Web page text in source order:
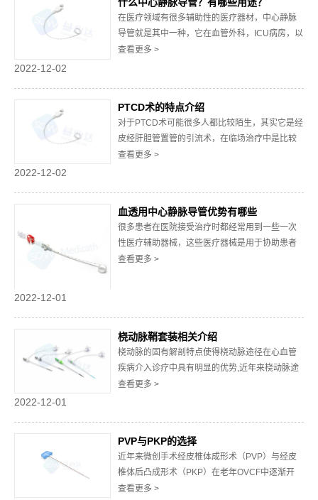
感器在医疗行业中有哪些作用呢？今天我们就一
起来了解一...
什么中心静脉导管？有哪些用途？
在医疗领域有很多辅助性的医疗器材，中心静脉
导管就是其中一种，它在血管外科，ICU病房，以
及急诊科等科室都会用到，其主要的材料为硅胶
量且快速的完成静脉输液。一、用于测量中心静
脉...
查看更多 >
2022-12-02
PTCD术的特点介绍
对于PTCD术可能很多人都比较陌生，其实它是经
皮经肝胆管置管的引流术，在临场治疗中是比较
常见的。随着影像技术的不断发展，这种引流术
一下这种引流术的特点。一、 手术安全性高和其
它...
查看更多 >
2022-12-02
血透用中心静脉导管优势有哪些
很多患者在医院接受治疗时都经常用到一些一次
性医疗辅助器械，这些医疗器械是用于协助患者
治疗疾病恢复健康的工具，具有十分重要的辅助
物相容性好由于中心静脉导管是在人体血管中使
用，因而...
查看更多 >
2022-12-01
桡动脉鞘套装相关介绍
桡动脉的固有解剖特点使得桡动脉途径在心血管
疾病介入诊疗中具有明显的优势,近年来桡动脉途
径的手术比例逐渐增加,如何增加手术成功率和减
原理及应用冠状动脉介入治疗是一种微创冠...
查看更多 >
2022-12-01
PVP与PKP的选择
近年来微创手术经皮椎体成形术（PVP）与经皮
椎体后凸成形术（PKP）在老年OVCF中逐渐开
展，并取得一定的疗效，但目前关于这两种方法
查看更多 >